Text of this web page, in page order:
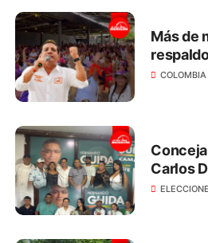
Más de
COLOMBIA
Carlos
Nelly